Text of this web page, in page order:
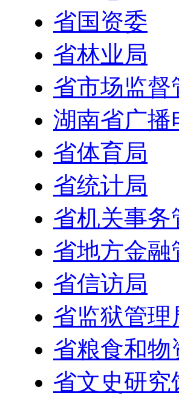
省国资委
省林业局
省市场监督
湖南省广播
省体育局
省统计局
省机关事务
省地方金融
省信访局
省监狱管理
省粮食和物
省文史研究